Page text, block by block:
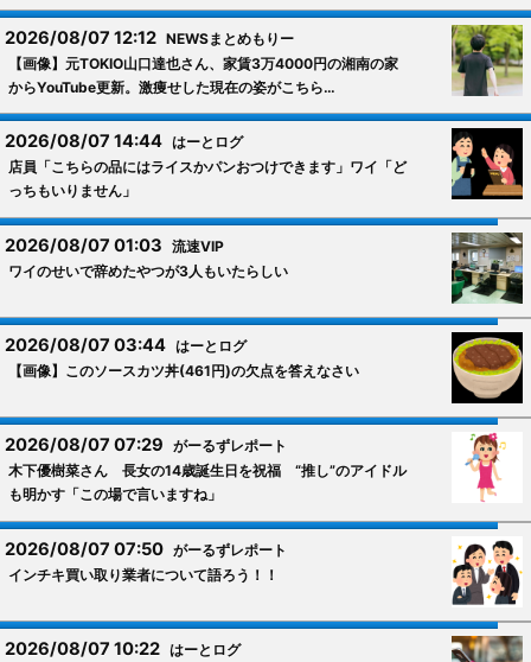
2026/08/07 12:12NEWSまとめもりー
【画像】元TOKIO山口達也さん、家賃3万4000円の湘南の家
からYouTube更新。激痩せした現在の姿がこちら…
2026/08/07 14:44はーとログ
店員「こちらの品にはライスかパンおつけできます」ワイ「ど
っちもいりません」
2026/08/07 01:03流速VIP
ワイのせいで辞めたやつが3人もいたらしい
2026/08/07 03:44はーとログ
【画像】このソースカツ丼(461円)の欠点を答えなさい
2026/08/07 07:29がーるずレポート
木下優樹菜さん 長女の14歳誕生日を祝福 “推し”のアイドル
も明かす「この場で言いますね」
2026/08/07 07:50がーるずレポート
インチキ買い取り業者について語ろう！！
2026/08/07 10:22はーとログ